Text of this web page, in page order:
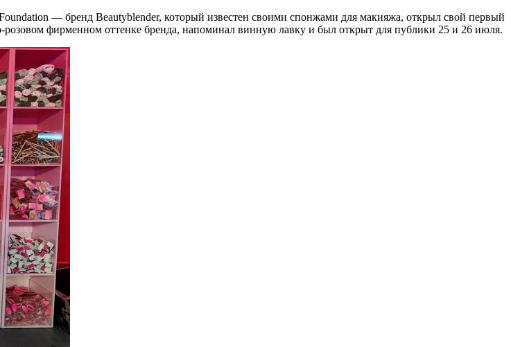
— бренд Beautyblender, который известен своими спонжами для макияжа, открыл свой первый
фирменном оттенке бренда, напоминал винную лавку и был открыт для публики 25 и 26 июля.